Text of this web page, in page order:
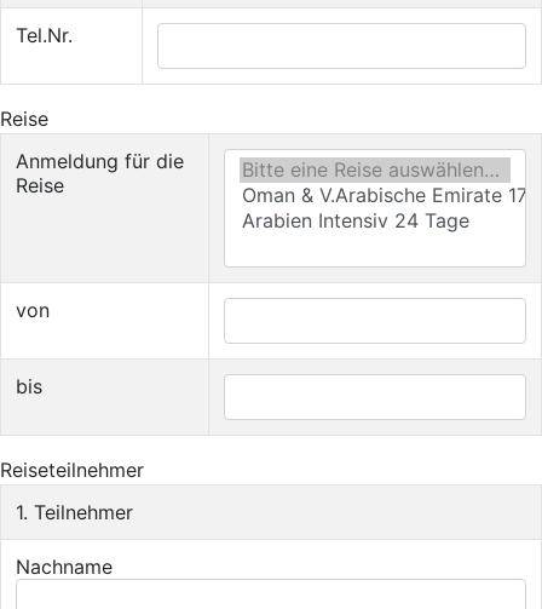
Tel.Nr.
Reise
Anmeldung für die
Reise
von
bis
Reiseteilnehmer
1. Teilnehmer
Nachname